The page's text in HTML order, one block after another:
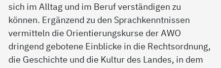
sich im Alltag und im Beruf verständigen zu
können. Ergänzend zu den Sprachkenntnissen
vermitteln die Orientierungskurse der AWO
dringend gebotene Einblicke in die Rechtsordnung,
die Geschichte und die Kultur des Landes, in dem